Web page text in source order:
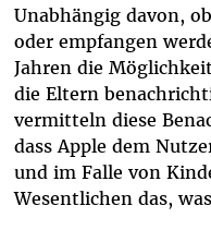
Unabhängig davon,
oder empfangen
Jahren die
die Eltern
vermitteln diese
dass Apple dem
und im Falle von
Wesentlichen das,